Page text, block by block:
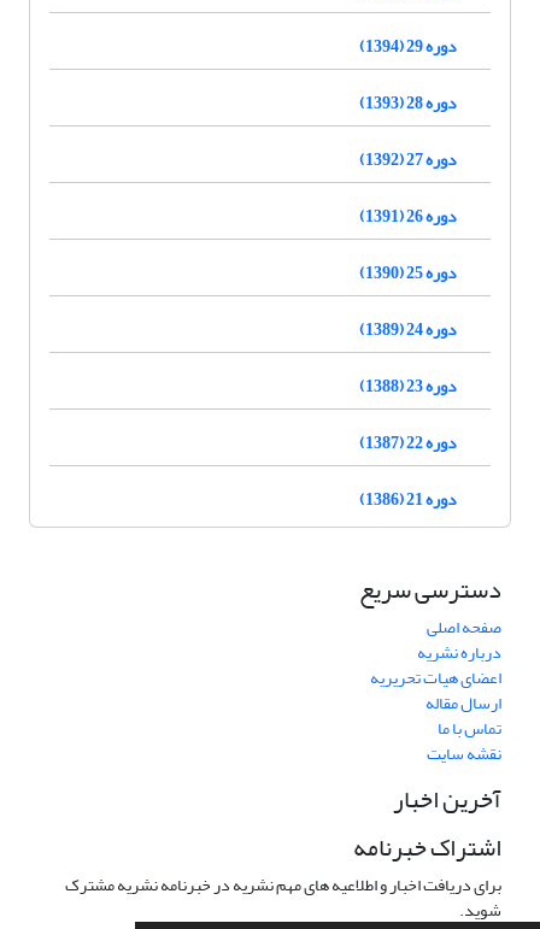
دوره 29 (1394)
دوره 28 (1393)
دوره 27 (1392)
دوره 26 (1391)
دوره 25 (1390)
دوره 24 (1389)
دوره 23 (1388)
دوره 22 (1387)
دوره 21 (1386)
دسترسی سریع
صفحه اصلی
درباره نشریه
اعضای هیات تحریریه
ارسال مقاله
تماس با ما
نقشه سایت
آخرین اخبار
اشتراک خبرنامه
برای دریافت اخبار و اطلاعیه های مهم نشریه در خبرنامه نشریه مشترک
شوید.